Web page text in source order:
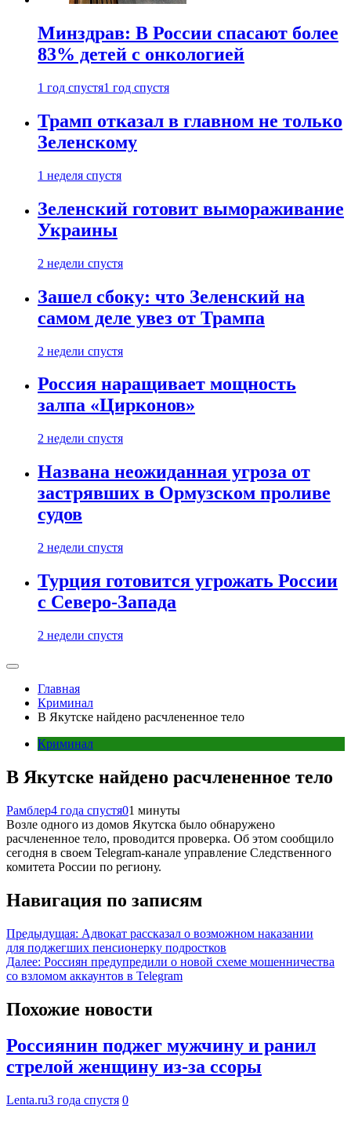
Минздрав: В России спасают более
83% детей с онкологией
1 год спустя1 год спустя
Трамп отказал в главном не только
Зеленскому
1 неделя спустя
Зеленский готовит вымораживание
Украины
2 недели спустя
Зашел сбоку: что Зеленский на
самом деле увез от Трампа
2 недели спустя
Россия наращивает мощность
залпа «Цирконов»
2 недели спустя
Названа неожиданная угроза от
застрявших в Ормузском проливе
судов
2 недели спустя
Турция готовится угрожать России
с Северо-Запада
2 недели спустя
Главная
Криминал
В Якутске найдено расчлененное тело
Криминал
В Якутске найдено расчлененное тело
Рамблер4 года спустя01 минуты
Возле одного из домов Якутска было обнаружено
расчлененное тело, проводится проверка. Об этом сообщило
сегодня в своем Telegram-канале управление Следственного
комитета России по региону.
Навигация по записям
Предыдущая: Адвокат рассказал о возможном наказании
для поджегших пенсионерку подростков
Далее: Россиян предупредили о новой схеме мошенничества
со взломом аккаунтов в Telegram
Похожие новости
Россиянин поджег мужчину и ранил
стрелой женщину из-за ссоры
Lenta.ru3 года спустя 0